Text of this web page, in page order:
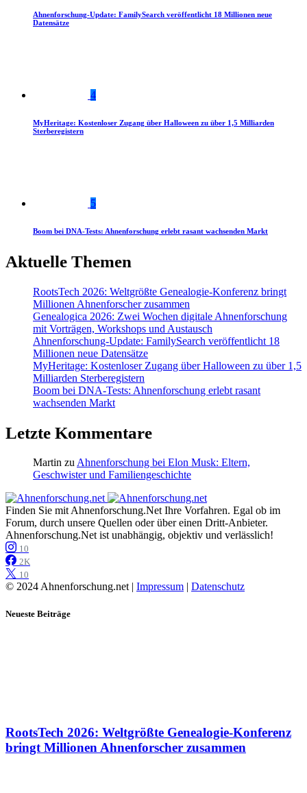
Ahnenforschung-Update: FamilySearch veröffentlicht 18 Millionen neue
Datensätze
4
MyHeritage: Kostenloser Zugang über Halloween zu über 1,5 Milliarden
Sterberegistern
5
Boom bei DNA-Tests: Ahnenforschung erlebt rasant wachsenden Markt
Aktuelle Themen
RootsTech 2026: Weltgrößte Genealogie-Konferenz bringt
Millionen Ahnenforscher zusammen
Genealogica 2026: Zwei Wochen digitale Ahnenforschung
mit Vorträgen, Workshops und Austausch
Ahnenforschung-Update: FamilySearch veröffentlicht 18
Millionen neue Datensätze
MyHeritage: Kostenloser Zugang über Halloween zu über 1,5
Milliarden Sterberegistern
Boom bei DNA-Tests: Ahnenforschung erlebt rasant
wachsenden Markt
Letzte Kommentare
Martin zu Ahnenforschung bei Elon Musk: Eltern,
Geschwister und Familiengeschichte
Finden Sie mit Ahnenforschung.Net Ihre Vorfahren. Egal ob im
Forum, durch unsere Quellen oder über einen Dritt-Anbieter.
Ahnenforschung.Net ist unabhängig, objektiv und verlässlich!
10
2K
10
© 2024 Ahnenforschung.net | Impressum | Datenschutz
Neueste Beiträge
RootsTech 2026: Weltgrößte Genealogie-Konferenz
bringt Millionen Ahnenforscher zusammen